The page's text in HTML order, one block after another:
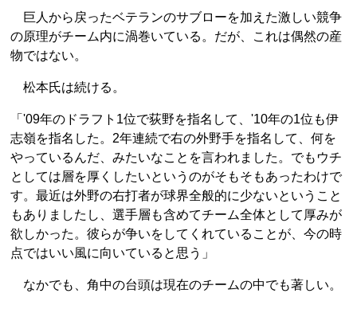
巨人から戻ったベテランのサブローを加えた激しい競争
の原理がチーム内に渦巻いている。だが、これは偶然の産
物ではない。
松本氏は続ける。
「'09年のドラフト1位で荻野を指名して、'10年の1位も伊
志嶺を指名した。2年連続で右の外野手を指名して、何を
やっているんだ、みたいなことを言われました。でもウチ
としては層を厚くしたいというのがそもそもあったわけで
す。最近は外野の右打者が球界全般的に少ないということ
もありましたし、選手層も含めてチーム全体として厚みが
欲しかった。彼らが争いをしてくれていることが、今の時
点ではいい風に向いていると思う」
なかでも、角中の台頭は現在のチームの中でも著しい。